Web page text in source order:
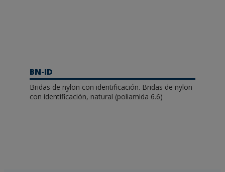
BN-ID
Bridas de nylon con identificación. Bridas de nylon
con identificación, natural (poliamida 6.6)